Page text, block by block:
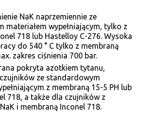
NaK naprzemiennie ze
materiałem wypełniającym, tylko z
718 lub Hastelloy C-276. Wysoka
do 540 ° C tylko z membraną
zakres ciśnienia 700 bar.
pokryta azotkiem tytanu,
ze standardowym
z membraną 15-5 PH lub
718, a także dla czujników z
i membraną Inconel 718.